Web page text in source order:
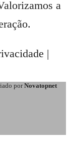
a
|
porNovatopnet